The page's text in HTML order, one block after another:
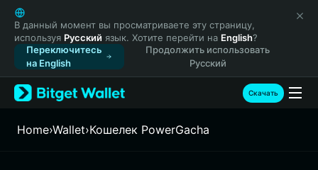
English
日本語
Tiếng Việt
Русский
Español (Latinoamérica)
Türkçe
Français
В данный момент вы просматриваете эту страницу,
используя Русский язык. Хотите перейти на English?
Переключитесь
на English
Продолжить использовать
Русский
Скачать
Home›Wallet›Кошелек PowerGacha